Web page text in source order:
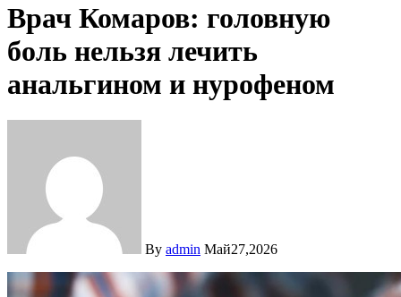
Врач Комаров: головную
боль нельзя лечить
анальгином и нурофеном
By admin Май27,2026